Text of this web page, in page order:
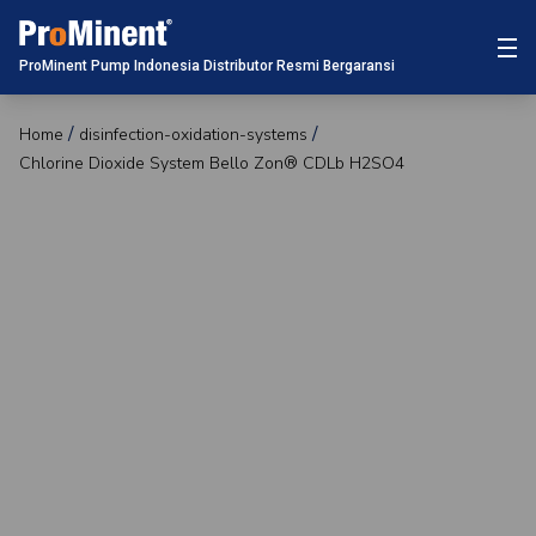
ProMinent Pump Indonesia Distributor Resmi Bergaransi
Home
disinfection-oxidation-systems
Chlorine Dioxide System Bello Zon® CDLb H2SO4